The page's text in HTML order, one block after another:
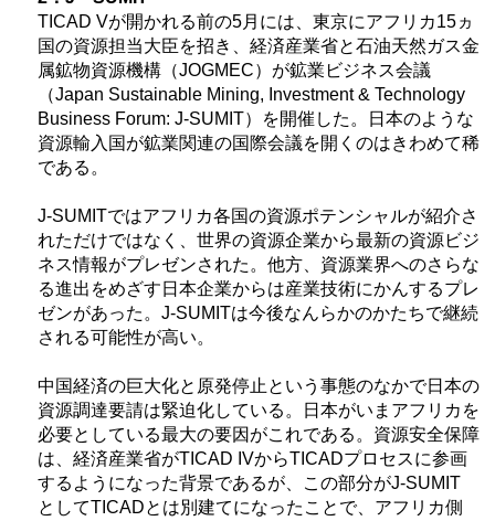
TICAD Vが開かれる前の5月には、東京にアフリカ15ヵ
国の資源担当大臣を招き、経済産業省と石油天然ガス金
属鉱物資源機構（JOGMEC）が鉱業ビジネス会議
（Japan Sustainable Mining, Investment & Technology
Business Forum: J-SUMIT）を開催した。日本のような
資源輸入国が鉱業関連の国際会議を開くのはきわめて稀
である。
J-SUMITではアフリカ各国の資源ポテンシャルが紹介さ
れただけではなく、世界の資源企業から最新の資源ビジ
ネス情報がプレゼンされた。他方、資源業界へのさらな
る進出をめざす日本企業からは産業技術にかんするプレ
ゼンがあった。 J-SUMITは今後なんらかのかたちで継続
される可能性が高い。
中国経済の巨大化と原発停止という事態のなかで日本の
資源調達要請は緊迫化している。日本がいまアフリカを
必要としている最大の要因がこれである。資源安全保障
は、経済産業省がTICAD IVからTICADプロセスに参画
するようになった背景であるが、この部分がJ-SUMIT
としてTICADとは別建てになったことで、アフリカ側